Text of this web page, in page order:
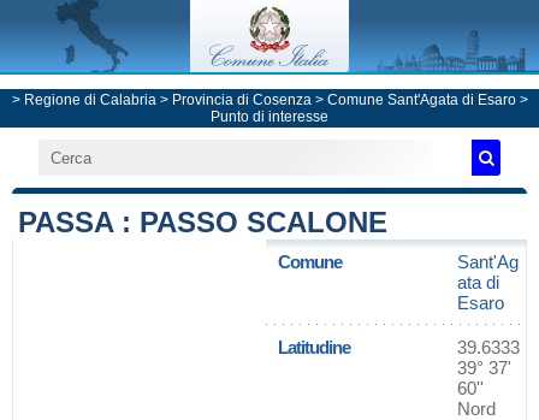
> Regione di Calabria> Provincia di Cosenza> Comune Sant'Agata di Esaro>
Punto di interesse
PASSA : PASSO SCALONE
Comune
Sant'Ag
ata di
Esaro
Latitudine
39.6333
39° 37'
60''
Nord